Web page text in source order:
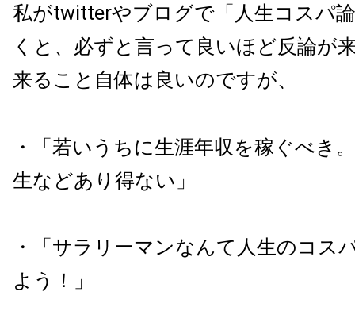
私がtwitterやブログで「人生コスパ
くと、必ずと言って良いほど反論が
来ること自体は良いのですが、
・「若いうちに生涯年収を稼ぐべき
生などあり得ない」
・「サラリーマンなんて人生のコス
よう ！ 」